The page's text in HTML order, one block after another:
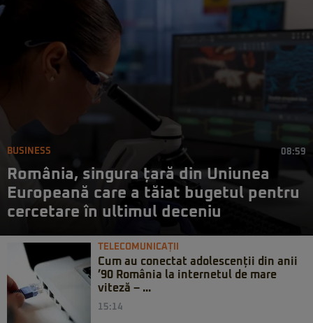
BUSINESS 08:59
România, singura țară din Uniunea
Europeană care a tăiat bugetul pentru
cercetare în ultimul deceniu
TELECOMUNICAȚII
Cum au conectat adolescenții din anii
’90 România la internetul de mare
viteză – ...
15:14